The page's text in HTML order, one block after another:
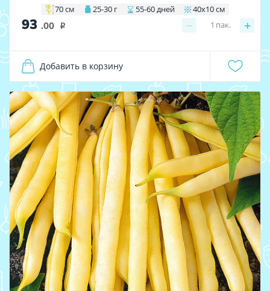
70 см 25-30 г 55-60 дней 40х10 см
93 .00 i − +
1 пак.
Добавить в корзину